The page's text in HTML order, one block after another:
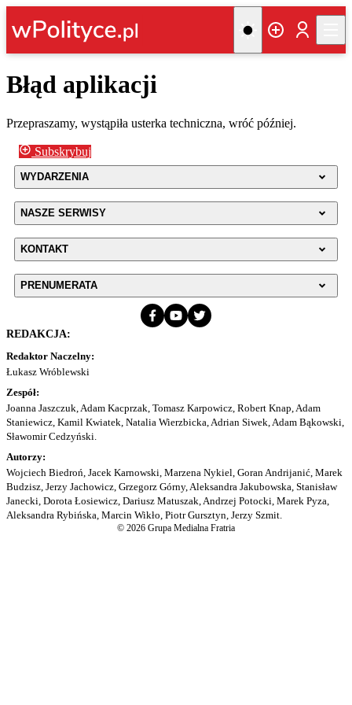
Błąd aplikacji
Przepraszamy, wystąpiła usterka techniczna, wróć później.
Subskrybuj
WYDARZENIA
NASZE SERWISY
KONTAKT
PRENUMERATA
REDAKCJA:
Redaktor Naczelny:
Łukasz Wróblewski
Zespół:
Joanna Jaszczuk, Adam Kacprzak, Tomasz Karpowicz, Robert Knap, Adam
Staniewicz, Kamil Kwiatek, Natalia Wierzbicka, Adrian Siwek, Adam Bąkowski,
Sławomir Cedzyński.
Autorzy:
Wojciech Biedroń, Jacek Karnowski, Marzena Nykiel, Goran Andrijanić, Marek
Budzisz, Jerzy Jachowicz, Grzegorz Górny, Aleksandra Jakubowska, Stanisław
Janecki, Dorota Łosiewicz, Dariusz Matuszak, Andrzej Potocki, Marek Pyza,
Aleksandra Rybińska, Marcin Wikło, Piotr Gursztyn, Jerzy Szmit.
© 2026 Grupa Medialna Fratria